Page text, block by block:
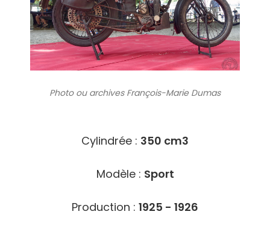
Photo ou archivesFrançois-Marie Dumas
Cylindrée : 350 cm3
Modèle : Sport
Production : 1925 - 1926